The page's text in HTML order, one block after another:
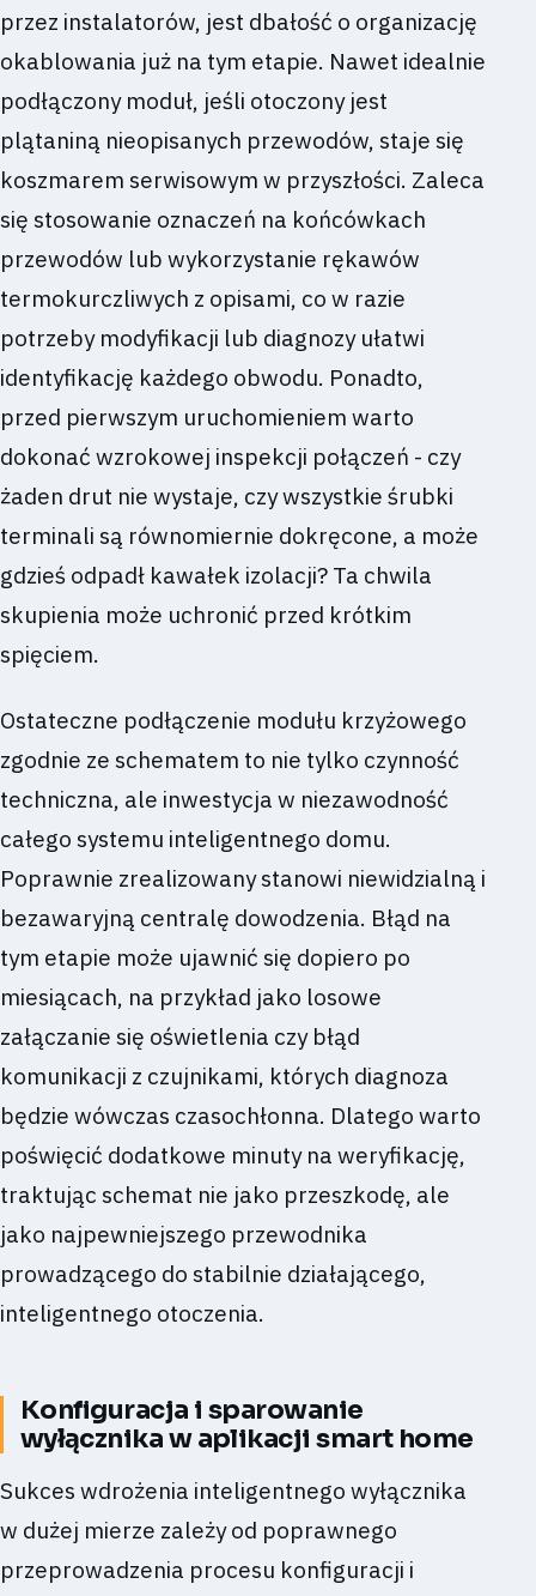
przez instalatorów, jest dbałość o organizację
okablowania już na tym etapie. Nawet idealnie
podłączony moduł, jeśli otoczony jest
plątaniną nieopisanych przewodów, staje się
koszmarem serwisowym w przyszłości. Zaleca
się stosowanie oznaczeń na końcówkach
przewodów lub wykorzystanie rękawów
termokurczliwych z opisami, co w razie
potrzeby modyfikacji lub diagnozy ułatwi
identyfikację każdego obwodu. Ponadto,
przed pierwszym uruchomieniem warto
dokonać wzrokowej inspekcji połączeń - czy
żaden drut nie wystaje, czy wszystkie śrubki
terminali są równomiernie dokręcone, a może
gdzieś odpadł kawałek izolacji? Ta chwila
skupienia może uchronić przed krótkim
spięciem.
Ostateczne podłączenie modułu krzyżowego
zgodnie ze schematem to nie tylko czynność
techniczna, ale inwestycja w niezawodność
całego systemu inteligentnego domu.
Poprawnie zrealizowany stanowi niewidzialną i
bezawaryjną centralę dowodzenia. Błąd na
tym etapie może ujawnić się dopiero po
miesiącach, na przykład jako losowe
załączanie się oświetlenia czy błąd
komunikacji z czujnikami, których diagnoza
będzie wówczas czasochłonna. Dlatego warto
poświęcić dodatkowe minuty na weryfikację,
traktując schemat nie jako przeszkodę, ale
jako najpewniejszego przewodnika
prowadzącego do stabilnie działającego,
inteligentnego otoczenia.
Konfiguracja i sparowanie
wyłącznika w aplikacji smart home
Sukces wdrożenia inteligentnego wyłącznika
w dużej mierze zależy od poprawnego
przeprowadzenia procesu konfiguracji i